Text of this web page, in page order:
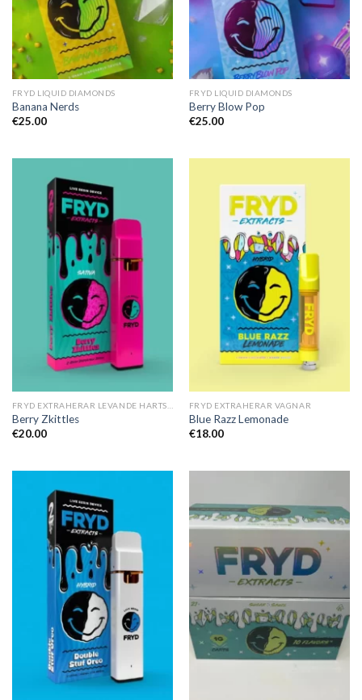
FRYD LIQUID DIAMONDS
Banana Nerds
€25.00
FRYD LIQUID DIAMONDS
Berry Blow Pop
€25.00
Berry Zkittles
€20.00
FRYD EXTRAHERAR VAGNAR
Blue Razz Lemonade
€18.00